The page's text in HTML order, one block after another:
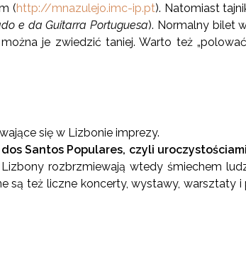
(http://mnazulejo.imc-ip.pt). Natomiast
e da Guitarra Portuguesa). Normalny bilet
je zwiedzić taniej. Warto też
się w Lizbonie imprezy.
Santos Populares, czyli
rozbrzmiewają wtedy śmiechem
są też liczne koncerty, wystawy, warsztaty i